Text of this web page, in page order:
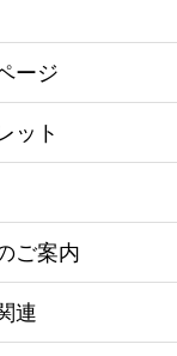
ージ
ット
ご案内
連